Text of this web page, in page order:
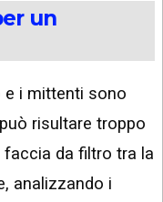
un
e i mittenti sono
risultare troppo
faccia da filtro tra la
analizzando i